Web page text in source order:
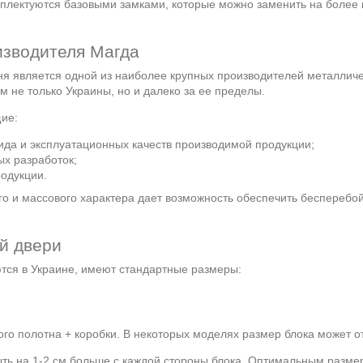
базовыми замками, которые можно заменить на более
Магда
является одной из наиболее крупных производителей
не только Украины, но и далеко за ее пределы.
и эксплуатационных качеств производимой продукции;
разработок;
и массового характера дает возможность обеспечить
двери
в Украине, имеют стандартные размеры:
полотна + коробки. В некоторых моделях размер блока может